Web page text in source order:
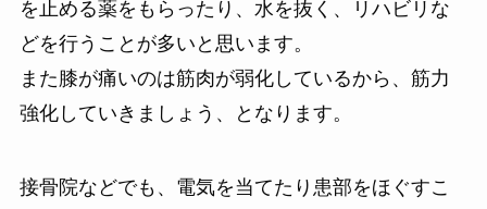
を止める薬をもらったり、水を抜く、リハビリな
どを行うことが多いと思います。
また膝が痛いのは筋肉が弱化しているから、筋力
強化していきましょう、となります。
接骨院などでも、電気を当てたり患部をほぐすこ